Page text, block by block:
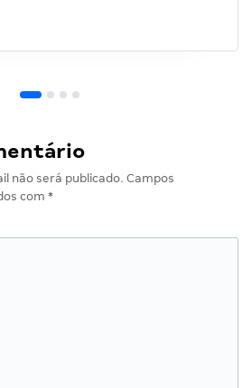
não será publicado. Campos
com *